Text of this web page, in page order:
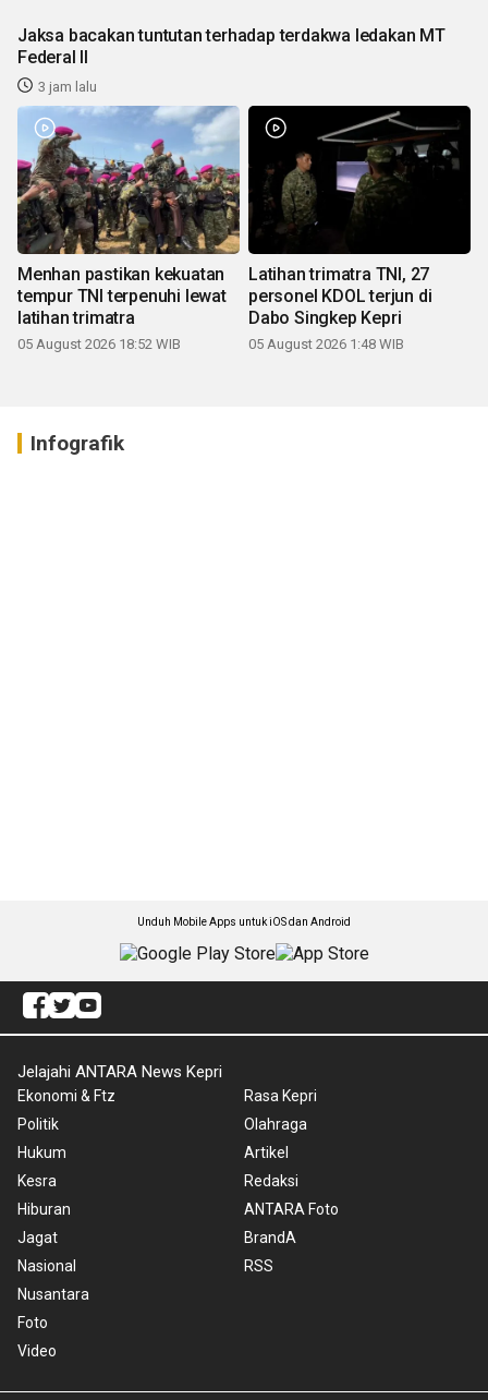
Jaksa bacakan tuntutan terhadap terdakwa ledakan MT
Federal II
3 jam lalu
Menhan pastikan kekuatan
tempur TNI terpenuhi lewat
latihan trimatra
05 August 2026 18:52 WIB
Latihan trimatra TNI, 27
personel KDOL terjun di
Dabo Singkep Kepri
05 August 2026 1:48 WIB
Infografik
Unduh Mobile Apps untuk iOS dan Android
Jelajahi ANTARA News Kepri
Ekonomi & Ftz
Politik
Hukum
Kesra
Hiburan
Jagat
Nasional
Nusantara
Foto
Video
Rasa Kepri
Olahraga
Artikel
Redaksi
ANTARA Foto
BrandA
RSS